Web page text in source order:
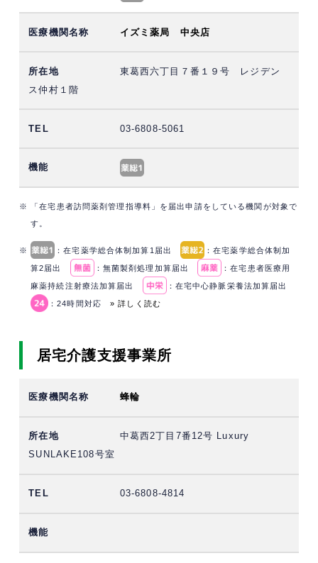
イズミ薬局 中央店
東葛西六丁目７番１９号 レジデン
ス仲村１階
03-6808-5061
※ 「在宅患者訪問薬剤管理指導料」を届出申請をしている機関が対象で
す。
※ ：在宅薬学総合体制加算1届出 ：在宅薬学総合体制加
算2届出 ：無菌製剤処理加算届出 ：在宅患者医療用
麻薬持続注射療法加算届出 ：在宅中心静脈栄養法加算届出
：24時間対応» 詳しく読む
居宅介護支援事業所
蜂輪
中葛西2丁目7番12号 Luxury
SUNLAKE108号室
03-6808-4814